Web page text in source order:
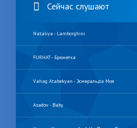
Сейчас слушают
Nataliya - Lamborghini
FURHAT - Брюнетка
Vahag Atabekyan - Эсмеральда Моя
Asadov - Baby